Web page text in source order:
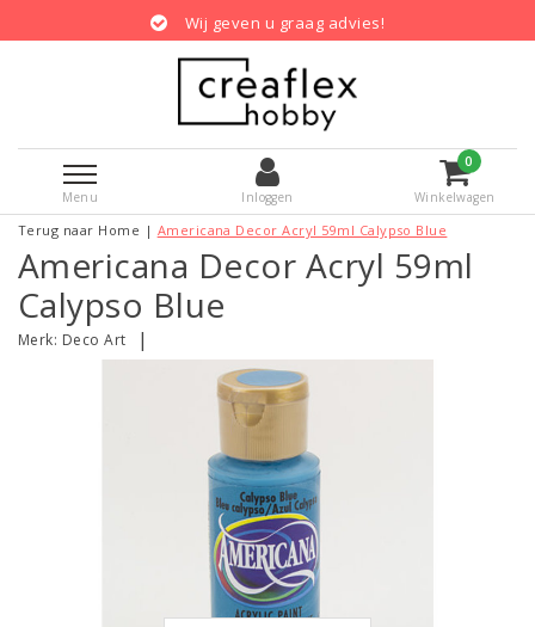
Wij geven u graag advies!
Menu Inloggen
0
Winkelwagen
Terug naar Home | Americana Decor Acryl 59ml Calypso Blue
Americana Decor Acryl 59ml
Calypso Blue
Merk: Deco Art |